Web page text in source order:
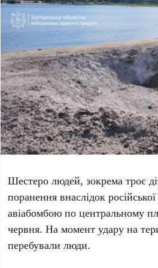
Шестеро людей, зокрема троє
поранення внаслідок
авіабомбою по центральному
червня. На момент удару на
перебували люди.